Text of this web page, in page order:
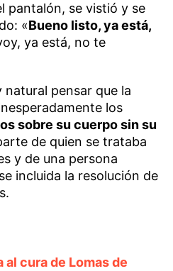
pantalón, se vistió y se
«Bueno listo, ya está,
ya está, no te
pensar que la
los
sobre su cuerpo sin su
de quien se trataba
y de una persona
incluida la resolución de
cura de Lomas de